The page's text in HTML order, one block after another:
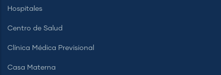
Hospitales
Centro de Salud
Clínica Médica Previsional
Casa Materna